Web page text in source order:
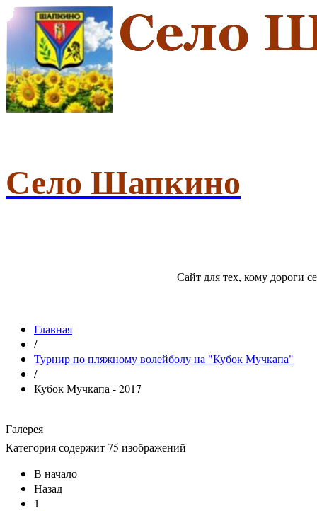
Село Шапкино
Сайт для тех, кому дороги
Главная
/
Турнир по пляжному волейболу на "Кубок Мучкапа"
/
Кубок Мучкапа - 2017
Галерея
Категория содержит 75 изображений
В начало
Назад
1